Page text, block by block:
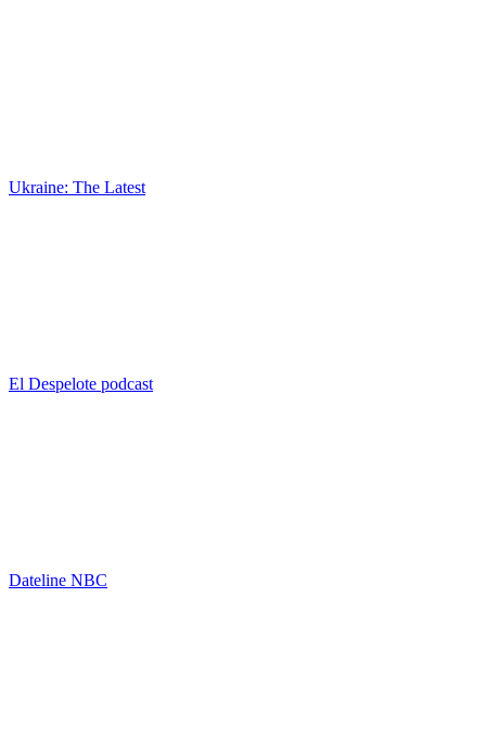
Ukraine: The Latest
El Despelote podcast
Dateline NBC